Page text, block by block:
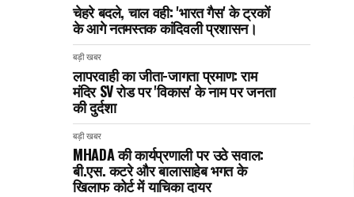
चेहरे बदले, चाल वही: 'भारत गैस' के ट्रकों
के आगे नतमस्तक कांदिवली प्रशासन।
बड़ी खबर
लापरवाही का जीता-जागता प्रमाण: राम
मंदिर SV रोड पर 'विकास' के नाम पर जनता
की दुर्दशा
बड़ी खबर
MHADA की कार्यप्रणाली पर उठे सवाल:
बी.एस. कटरे और बालासाहेब भगत के
खिलाफ कोर्ट में याचिका दायर